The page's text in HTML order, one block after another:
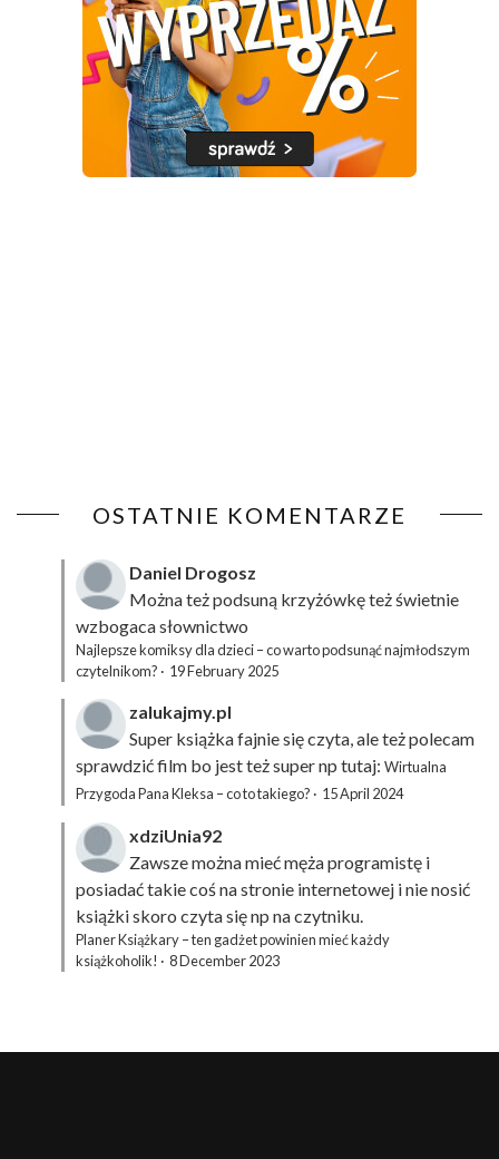
OSTATNIE KOMENTARZE
Daniel Drogosz
Można też podsuną krzyżówkęteż świetnie
wzbogaca słownictwo
Najlepsze komiksy dla dzieci – co warto podsunąć najmłodszym
czytelnikom? · 19 February 2025
zalukajmy.pl
Super książka fajnie się czyta, ale też polecam
sprawdzić film bo jest też super np tutaj: Wirtualna
Przygoda Pana Kleksa – co to takiego? · 15 April 2024
xdziUnia92
Zawsze można mieć męża programistę i
posiadać takie coś na stronie internetowej i nie nosić
książki skoro czyta się np na czytniku.
Planer Książkary – ten gadżet powinien mieć każdy
książkoholik! · 8 December 2023